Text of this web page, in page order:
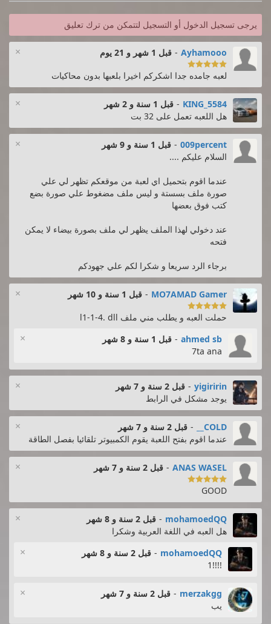
يرجى تسجيل الدخول أو التسجيل لتتمكن من ترك تعليق
× Ayhamooo
- قبل 1 شهر و 21 يوم

لعبه جامده جدا اشكركم اخيرا بلعبها بدون محاكيات
× KING_5584
- قبل 1 سنة و 2 شهر
هل اللعبه تعمل على 32 بت
× 009percent
- قبل 1 سنة و 9 شهر
السلام عليكم ....
عندما اقوم بتحميل اي لعبة من موقعكم تظهر لي علي
صورة ملف بسستة و ليس ملف مضغوط علي صورة بضع
كتب فوق بعضها
عند دخولي لهذا الملف يظهر لي ملف بصورة بيضاء لا يمكن
فتحه
برجاء الرد سريعا و شكرا لكم علي جهودكم
× MO7AMAD Gamer
- قبل 1 سنة و 10 شهر

حملت العبه و يطلب مني ملف l1-1-4. dll
× ahmed sb
- قبل 1 سنة و 8 شهر
7ta ana
× yigiririn
- قبل 2 سنة و 7 شهر
يوجد مشكل في الرابط
× COLD__
- قبل 2 سنة و 7 شهر
عندما اقوم بفتح اللعبة يقوم الكمبيوتر تلقائيا بفصل الطاقة
× ANAS WASEL
- قبل 2 سنة و 7 شهر

GOOD
× mohamoedQQ
- قبل 2 سنة و 8 شهر
هل العبه في اللغة العربية وشكرا
× mohamoedQQ
- قبل 2 سنة و 8 شهر
!!!!1
× merzakgg
- قبل 2 سنة و 7 شهر
يب